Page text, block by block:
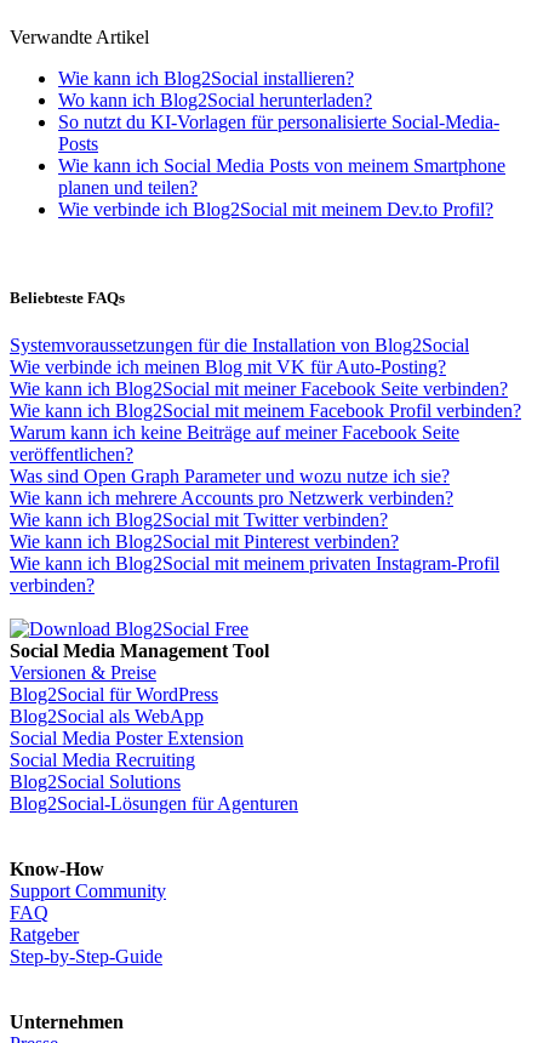
Verwandte Artikel
Wie kann ich Blog2Social installieren?
Wo kann ich Blog2Social herunterladen?
So nutzt du KI-Vorlagen für personalisierte Social-Media-
Posts
Wie kann ich Social Media Posts von meinem Smartphone
planen und teilen?
Wie verbinde ich Blog2Social mit meinem Dev.to Profil?
Beliebteste FAQs
Systemvoraussetzungen für die Installation von Blog2Social
Wie verbinde ich meinen Blog mit VK für Auto-Posting?
Wie kann ich Blog2Social mit meiner Facebook Seite verbinden?
Wie kann ich Blog2Social mit meinem Facebook Profil verbinden?
Warum kann ich keine Beiträge auf meiner Facebook Seite
veröffentlichen?
Was sind Open Graph Parameter und wozu nutze ich sie?
Wie kann ich mehrere Accounts pro Netzwerk verbinden?
Wie kann ich Blog2Social mit Twitter verbinden?
Wie kann ich Blog2Social mit Pinterest verbinden?
Wie kann ich Blog2Social mit meinem privaten Instagram-Profil
verbinden?
Social Media Management Tool
Versionen & Preise
Blog2Social für WordPress
Blog2Social als WebApp
Social Media Poster Extension
Social Media Recruiting
Blog2Social Solutions
Blog2Social-Lösungen für Agenturen
Know-How
Support Community
FAQ
Ratgeber
Step-by-Step-Guide
Unternehmen